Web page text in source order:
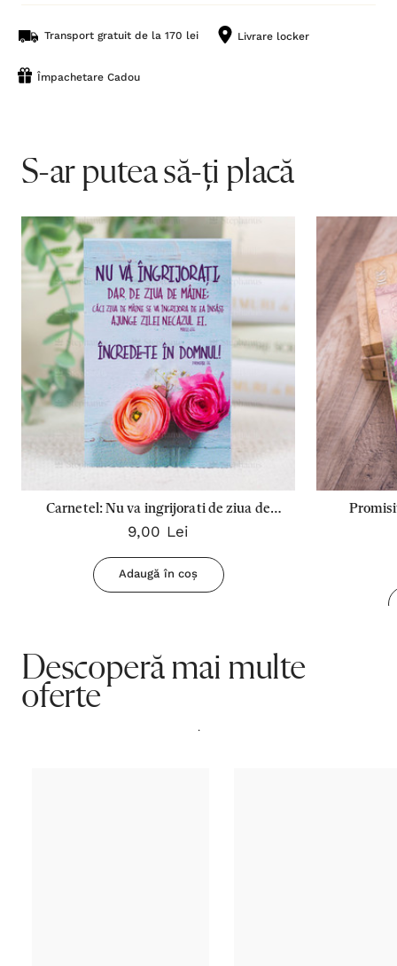
Transport gratuit de la 170 lei Livrare locker
Împachetare Cadou
S-ar putea să-ți placă
Carnetel: Nu va ingrijorati de ziua de
maine
9,00 Lei
Adaugă în coș
Descoperă mai multe
oferte
.